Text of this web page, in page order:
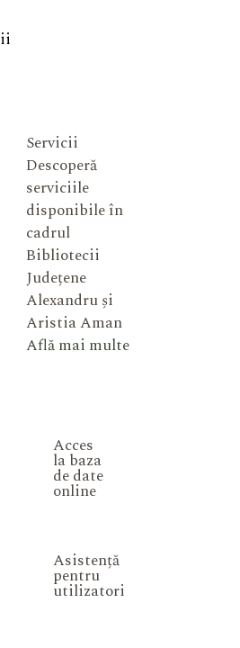
Servicii
Descoperă
serviciile
disponibile în
cadrul
Bibliotecii
Județene
Alexandru și
Aristia Aman
Află mai multe
Acces
la baza
de date
online
Asistență
pentru
utilizatori